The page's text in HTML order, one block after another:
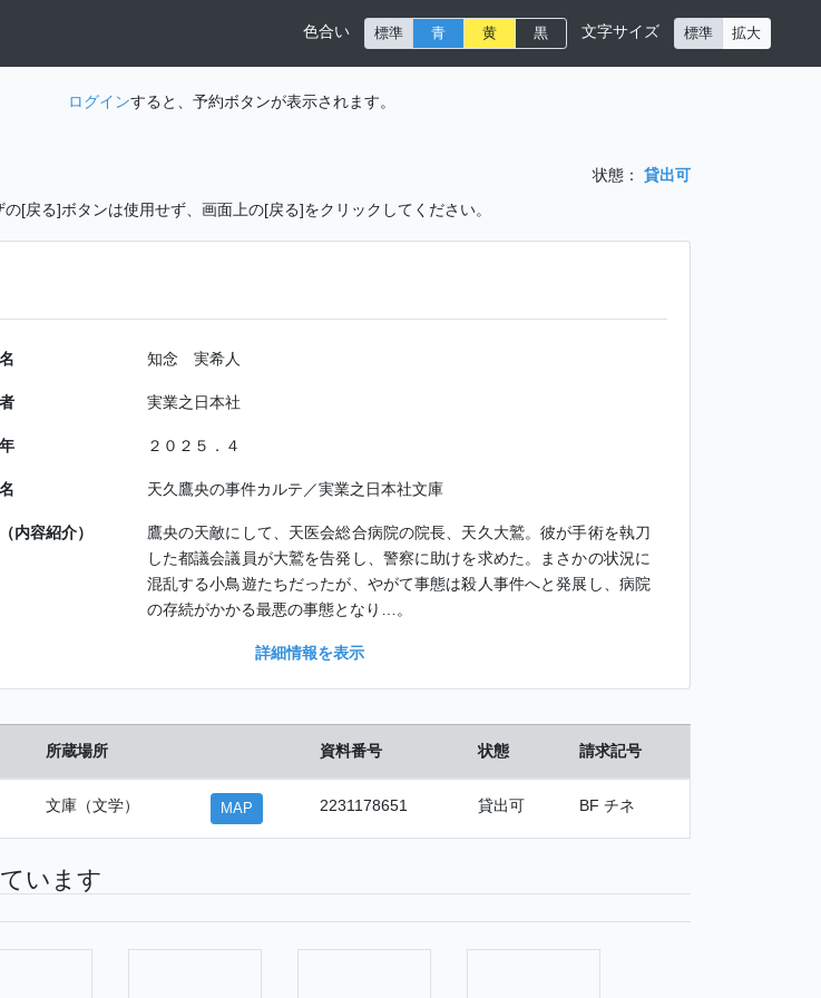
色合い 標準 青 黄 黒 文字サイズ 標準 拡大
ログインすると、予約ボタンが表示されます。
状態：
貸出可
[戻る]ボタンは使用せず、画面上の[戻る]をクリックしてください。
知念 実希人
実業之日本社
２０２５．４
天久鷹央の事件カルテ／実業之日本社文庫
内容紹介）
鷹央の天敵にして、天医会総合病院の院長、天久大鷲。彼が手術を執刀
した都議会議員が大鷲を告発し、警察に助けを求めた。まさかの状況に
混乱する小鳥遊たちだったが、やがて事態は殺人事件へと発展し、病院
の存続がかかる最悪の事態となり…。
詳細情報を表示
所蔵場所 資料番号 状態 請求記号
文庫（文学） MAP 2231178651 貸出可 BF チネ
います